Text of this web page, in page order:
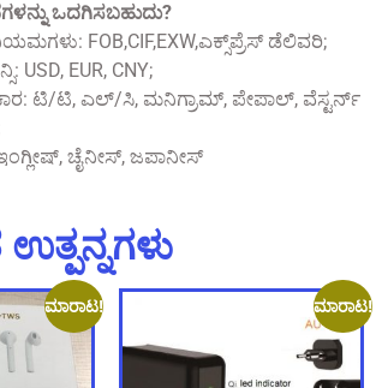
ಒದಗಿಸಬಹುದು?
FOB,CIF,EXW,ಎಕ್ಸ್‌ಪ್ರೆಸ್ ಡೆಲಿವರಿ;
USD, EUR, CNY;
ಟಿ/ಟಿ, ಎಲ್/ಸಿ, ಮನಿಗ್ರಾಮ್, ಪೇಪಾಲ್, ವೆಸ್ಟರ್ನ್
ಚೈನೀಸ್, ಜಪಾನೀಸ್
ಮಾರಾಟ! ಮಾರಾಟ!